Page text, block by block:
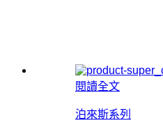
閱讀全文
泊來斯系列